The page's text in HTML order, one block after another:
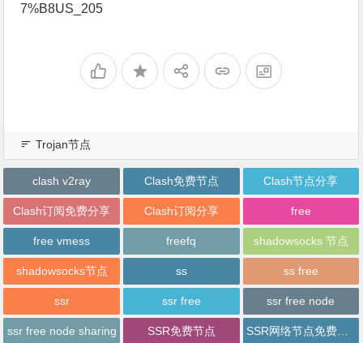
7%B8US_205
Trojan节点
clash v2ray Clash免费节点 Clash节点分享
Clash订阅免费分享 Clash订阅分享 free
free vmess freefq shadowsocks 节点
shadowsocks节点 ss ss free
ssr ssr free ssr free node
ssr free node sharing SSR免费节点 SSR网络节点免费分享